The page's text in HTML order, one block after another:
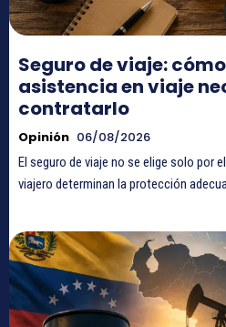
Seguro de viaje:
asistencia en viaje
contratarlo
Opinión 06/08/2026
El seguro de viaje no se elige solo por
viajero determinan la protección